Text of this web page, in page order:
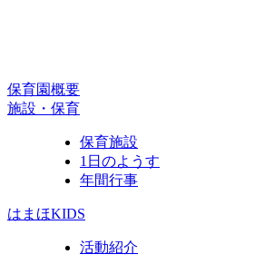
保育園概要
施設・保育
保育施設
1日のようす
年間行事
はまほKIDS
活動紹介